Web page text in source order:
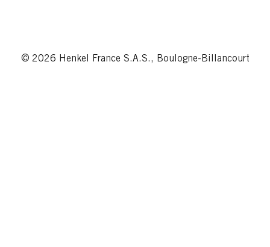
© 2026 Henkel France S.A.S., Boulogne-Billancourt